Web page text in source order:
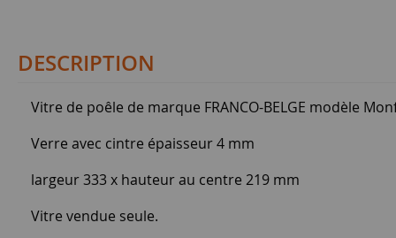
DESCRIPTION
Vitre de poêle de marque FRANCO-BELGE modèle
Verre avec cintre épaisseur 4 mm
largeur 333 x hauteur au centre 219 mm
Vitre vendue seule.